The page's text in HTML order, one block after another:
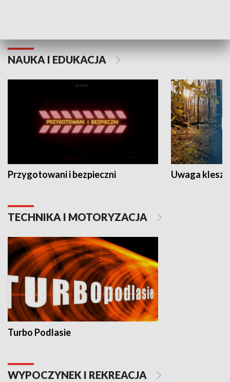
NAUKA I EDUKACJA
Przygotowani i bezpieczni Uwaga
TECHNIKA I MOTORYZACJA
Turbo Podlasie
WYPOCZYNEK I REKREACJA